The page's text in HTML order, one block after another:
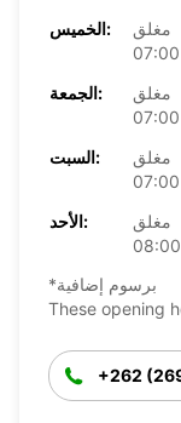
الخميس:
مغلق
الجمعة:
مغلق
السبت:
مغلق
الأحد:
مغلق
*برسوم إضافية
These opening
+262